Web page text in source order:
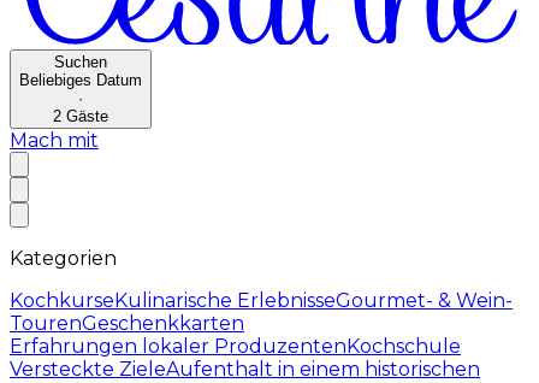
Suchen
Beliebiges Datum
·
2 Gäste
Mach mit
Kategorien
KochkurseKulinarische ErlebnisseGourmet- & Wein-
TourenGeschenkkarten
Erfahrungen lokaler ProduzentenKochschule
Versteckte ZieleAufenthalt in einem historischen